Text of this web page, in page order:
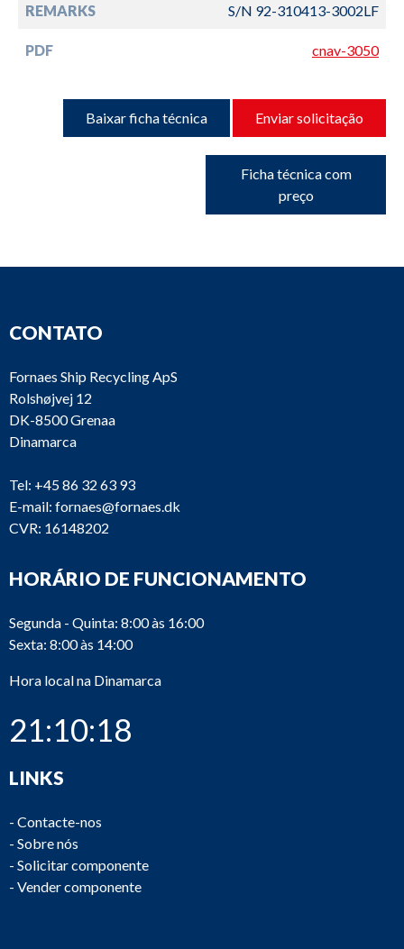
REMARKS S/N 92-310413-3002LF
PDF cnav-3050
Baixar ficha técnica Enviar solicitação
Ficha técnica com
preço
CONTATO
Fornaes Ship Recycling ApS
Rolshøjvej 12
DK-8500 Grenaa
Dinamarca
Tel: +45 86 32 63 93
E-mail: fornaes@fornaes.dk
CVR: 16148202
HORÁRIO DE FUNCIONAMENTO
Segunda - Quinta: 8:00 às 16:00
Sexta: 8:00 às 14:00
Hora local na Dinamarca
21:10:18
LINKS
- Contacte-nos
- Sobre nós
- Solicitar componente
- Vender componente